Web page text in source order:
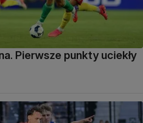
Pierwsze punkty uciekły